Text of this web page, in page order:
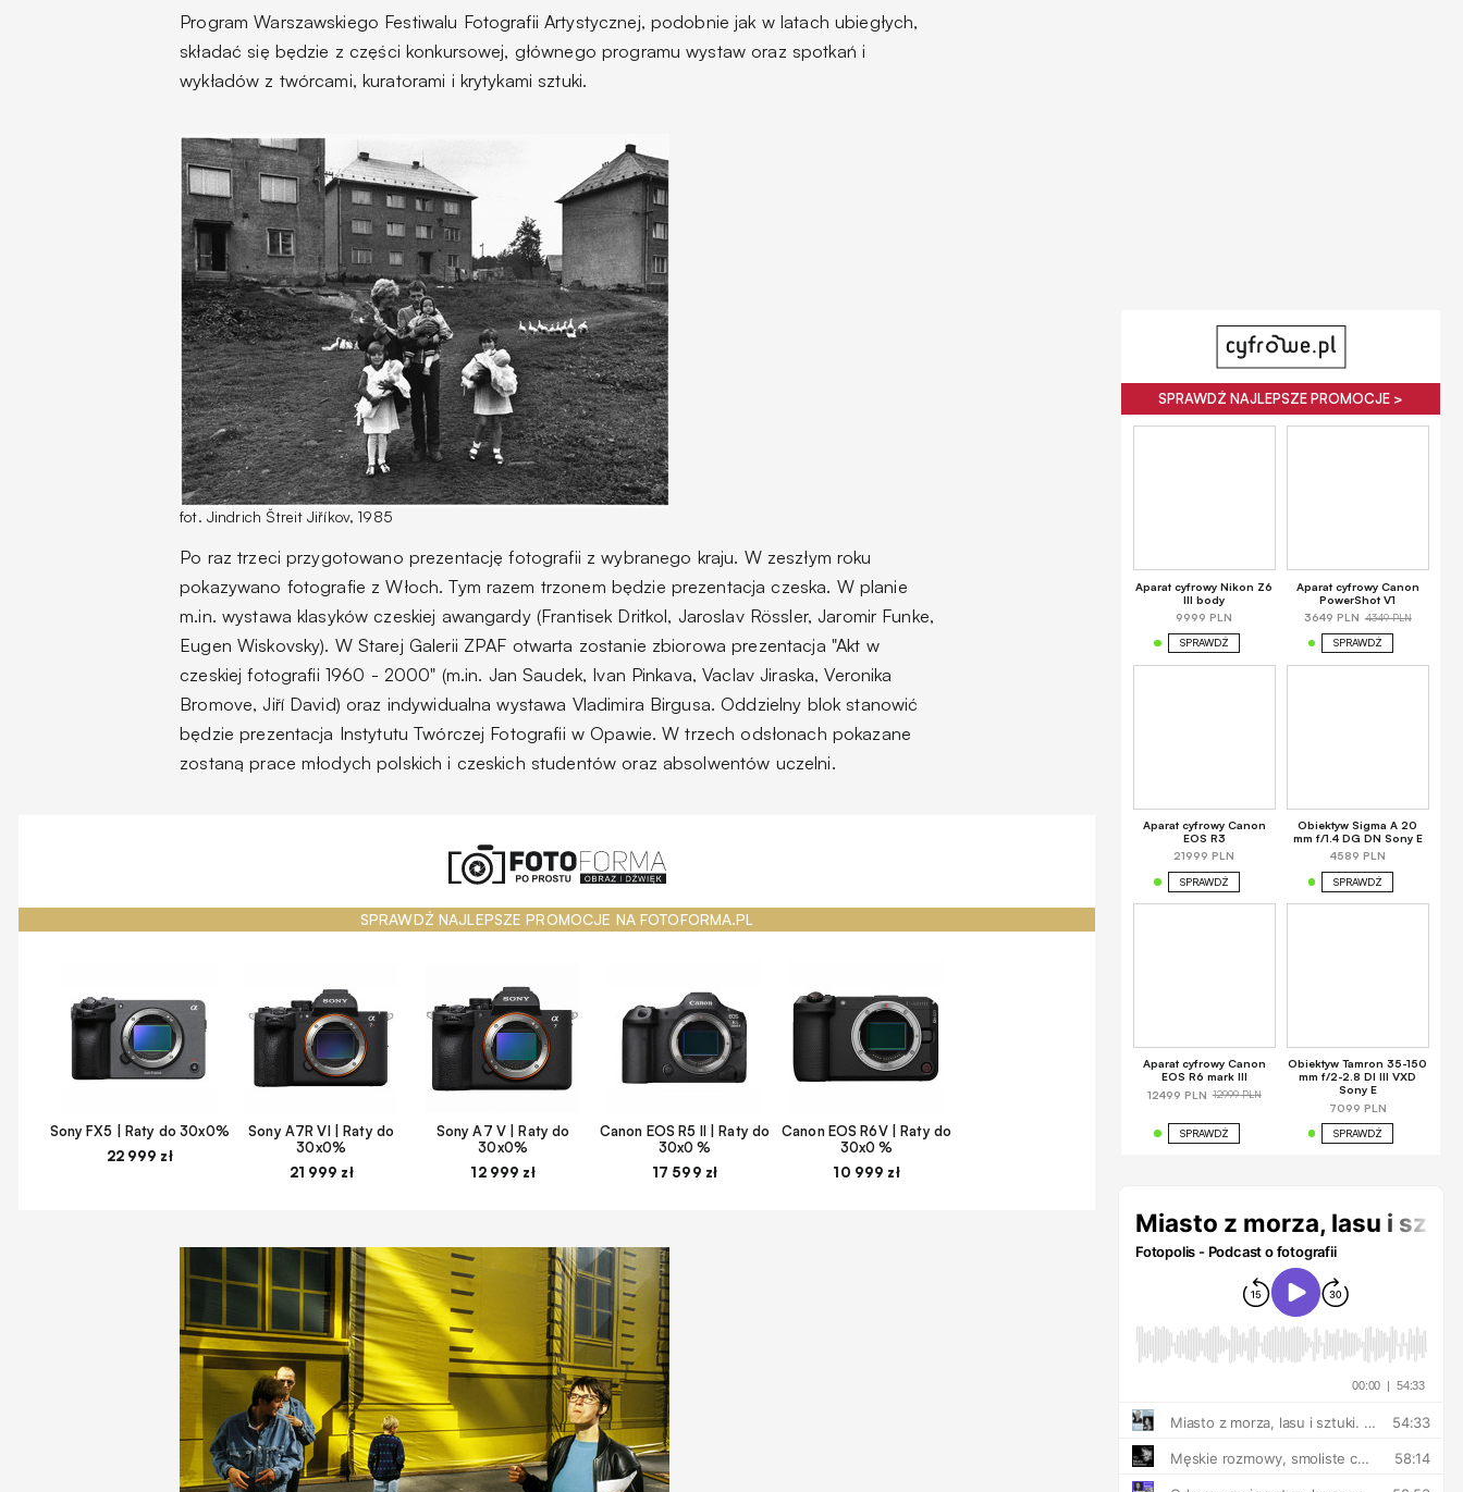
Program Warszawskiego Festiwalu Fotografii Artystycznej, podobnie jak w latach ubiegłych,
składać się będzie z części konkursowej, głównego programu wystaw oraz spotkań i
wykładów z twórcami, kuratorami i krytykami sztuki.
fot. Jindrich Štreit Jiříkov, 1985
Po raz trzeci przygotowano prezentację fotografii z wybranego kraju. W zeszłym roku
pokazywano fotografie z Włoch. Tym razem trzonem będzie prezentacja czeska. W planie
m.in. wystawa klasyków czeskiej awangardy (Frantisek Dritkol, Jaroslav Rössler, Jaromir Funke,
Eugen Wiskovsky). W Starej Galerii ZPAF otwarta zostanie zbiorowa prezentacja "Akt w
czeskiej fotografii 1960 - 2000" (m.in. Jan Saudek, Ivan Pinkava, Vaclav Jiraska, Veronika
Bromove, Jiří David) oraz indywidualna wystawa Vladimira Birgusa. Oddzielny blok stanowić
będzie prezentacja Instytutu Twórczej Fotografii w Opawie. W trzech odsłonach pokazane
zostaną prace młodych polskich i czeskich studentów oraz absolwentów uczelni.
SPRAWDŹ NAJLEPSZE PROMOCJE NA FOTOFORMA.PL
Sony FX5 | Raty do 30x0%
22 999 zł
Sony A7R VI | Raty do
30x0%
21 999 zł
Sony A7 V | Raty do
30x0%
12 999 zł
Canon EOS R5 II | Raty do
30x0 %
17 599 zł
Canon EOS R6V | Raty do
30x0 %
10 999 zł
SPRAWDŹ NAJLEPSZE PROMOCJE >
Aparat cyfrowy Nikon Z6
III body
9999 PLN
SPRAWDŹ
Aparat cyfrowy Canon
PowerShot V1
3649 PLN 4349 PLN
SPRAWDŹ
Aparat cyfrowy Canon
EOS R3
21999 PLN
SPRAWDŹ
Obiektyw Sigma A 20
mm f/1.4 DG DN Sony E
4589 PLN
SPRAWDŹ
Aparat cyfrowy Canon
EOS R6 mark III
12499 PLN 12999 PLN
SPRAWDŹ
Obiektyw Tamron 35-150
mm f/2-2.8 DI III VXD
Sony E
7099 PLN
SPRAWDŹ